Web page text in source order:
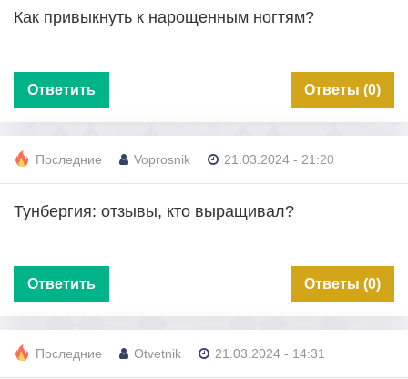
Как привыкнуть к нарощенным ногтям?
Ответить Ответы (0)
Последние Voprosnik 21.03.2024 - 21:20
Тунбергия: отзывы, кто выращивал?
Ответить Ответы (0)
Последние Otvetnik 21.03.2024 - 14:31